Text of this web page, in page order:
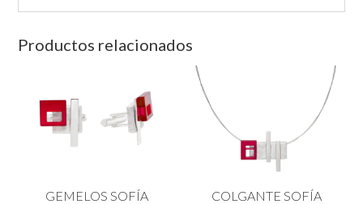
Productos relacionados
GEMELOS SOFÍA COLGANTE SOFÍA